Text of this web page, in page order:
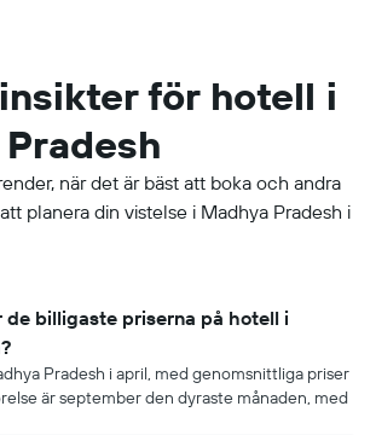
insikter för hotell i
när det är bäst att boka och andra
planera din vistelse i Madhya Pradesh i
de billigaste priserna på hotell i
Pradesh i april, med genomsnittliga priser
är september den dyraste månaden, med